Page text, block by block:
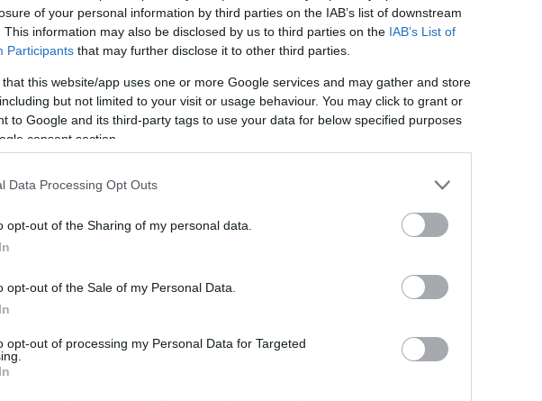
of your personal information by third parties on the IAB’s list of downstream
This information may also be disclosed by us to third parties on the IAB’s List of
Participants that may further disclose it to other third parties.
that this website/app uses one or more Google services and may gather and store
but not limited to your visit or usage behaviour. You may click to grant or
to Google and its third-party tags to use your data for below specified purposes
consent section.
Data Processing Opt Outs
opt-out of the Sharing of my personal data.
opt-out of the Sale of my Personal Data.
opt-out of processing my Personal Data for Targeted
το δικαίωμα ελέγχου των σχολίων, τα οποία εκφράζουν μόνο το
τους.